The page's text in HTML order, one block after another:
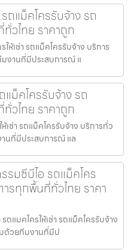
ถแม็คโครรับจ้าง รถ
วไทย ราคาถูก
ห้เช่า รถแม็คโครรับจ้าง บริการ
มงานที่มีประสบการณ์ แ
แม็คโครรับจ้าง รถ
วไทย ราคาถูก
เช่า รถแม็คโครรับจ้าง บริการทั่ว
านที่มีประสบการณ์ แล
รมซีบีไอ รถแม็คโคร
ารทุกพื้นที่ทั่วไทย ราคา
ถแมคโครให้เช่า รถแม็คโครรับจ้าง
มด้วยทีมงานที่มีป